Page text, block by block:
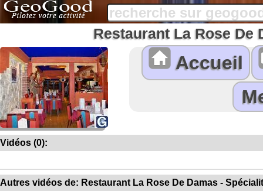
Restaurant La Rose De
Accueil
Vidéos (0):
Autres vidéos de: Restaurant La Rose De Damas -